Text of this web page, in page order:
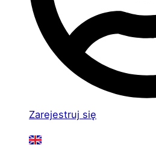
Zarejestruj się